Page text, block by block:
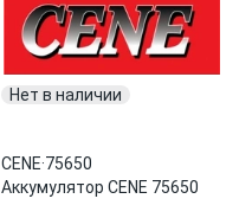
Нет в наличии
CENE·75650
Аккумулятор CENE 75650